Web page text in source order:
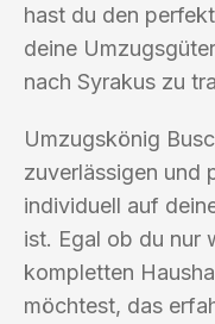
hast du den
deine
nach Syrakus zu
Umzugskönig
zuverlässigen und
individuell auf
ist. Egal ob du nur
kompletten
möchtest, das